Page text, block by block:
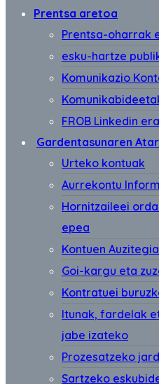
Prentsa aretoa
Prentsa-oharrak
esku-hartze
Komunikazio
FROB Linkedin
Gardentasunaren
Urteko kontuak
Aurrekontu
Hornitzaileei
epea
Kontuen
Goi-kargu eta
Kontratuei
Itunak, fardelak
jabe izateko
Prozesatzeko
Sartzeko